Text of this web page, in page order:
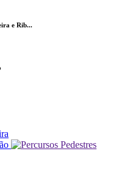
e Rib...